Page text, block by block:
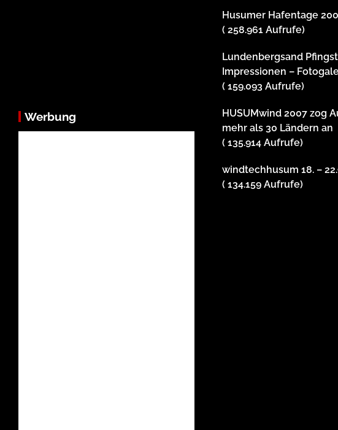
Werbung
Husumer Hafentage
( 258.961 Aufrufe)
Lundenbergsand
Impressionen –
( 159.093 Aufrufe)
HUSUMwind 2007 zog
mehr als 30 Ländern an
( 135.914 Aufrufe)
windtechhusum 18. –
( 134.159 Aufrufe)